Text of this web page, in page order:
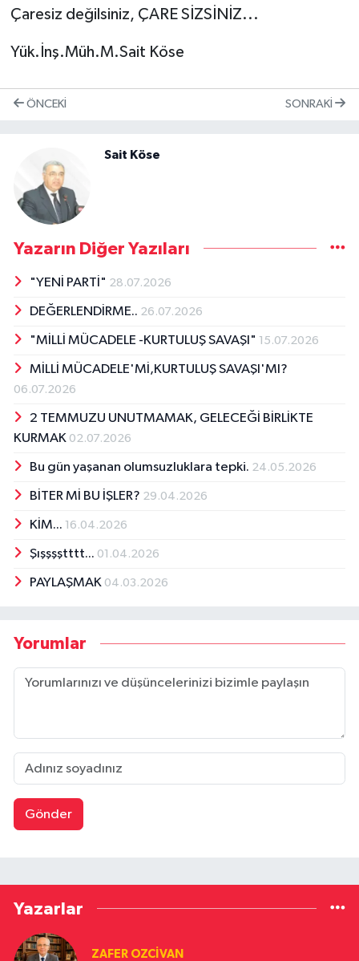
Çaresiz değilsiniz, ÇARE SİZSİNİZ...
Yük.İnş.Müh.M.Sait Köse
ÖNCEKI SONRAKI
Sait Köse
Yazarın Diğer Yazıları
"YENİ PARTİ" 28.07.2026
DEĞERLENDİRME.. 26.07.2026
"MİLLİ MÜCADELE -KURTULUŞ SAVAŞI" 15.07.2026
MİLLİ MÜCADELE'Mİ,KURTULUŞ SAVAŞI'MI?
06.07.2026
2 TEMMUZU UNUTMAMAK, GELECEĞİ BİRLİKTE
KURMAK 02.07.2026
Bu gün yaşanan olumsuzluklara tepki. 24.05.2026
BİTER Mİ BU İŞLER? 29.04.2026
KİM... 16.04.2026
Şışşşştttt... 01.04.2026
PAYLAŞMAK 04.03.2026
Yorumlar
Gönder
Yazarlar
ZAFER OZCIVAN